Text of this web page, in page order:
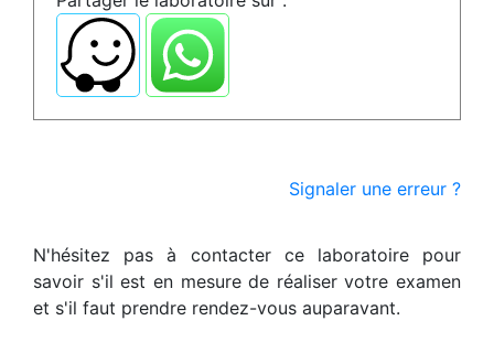
Signaler une erreur ?
N'hésitez pas à contacter ce laboratoire pour
savoir s'il est en mesure de réaliser votre examen
et s'il faut prendre rendez-vous auparavant.